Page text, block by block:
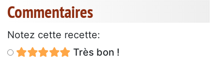
Commentaires
Notez cette recette:
Très bon !